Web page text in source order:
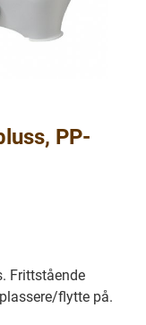
PP-
Frittstående
flytte på.